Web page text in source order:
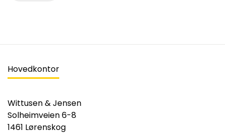
Hovedkontor
Wittusen & Jensen
Solheimveien 6-8
1461 Lørenskog